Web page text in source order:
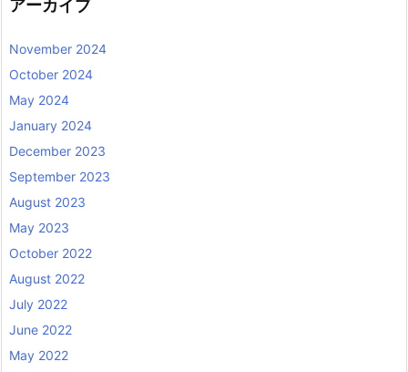
アーカイブ
November 2024
October 2024
May 2024
January 2024
December 2023
September 2023
August 2023
May 2023
October 2022
August 2022
July 2022
June 2022
May 2022